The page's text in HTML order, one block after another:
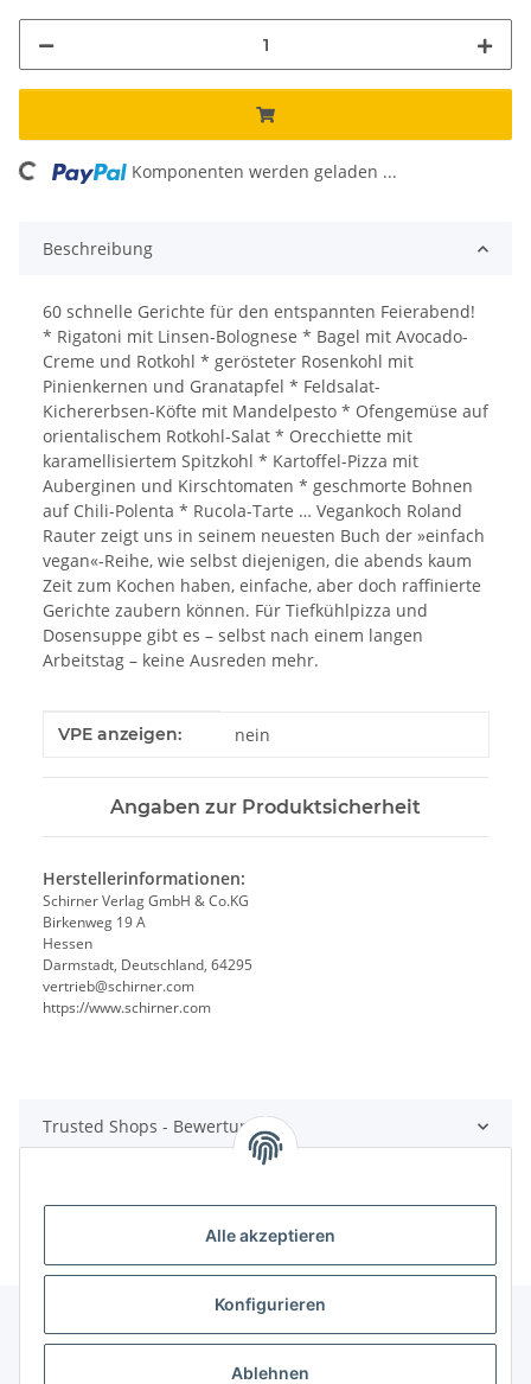
Alle akzeptieren
Konfigurieren
Ablehnen
Komponenten werden geladen ...
Beschreibung
60 schnelle Gerichte für den entspannten Feierabend!
* Rigatoni mit Linsen-Bolognese * Bagel mit Avocado-
Creme und Rotkohl * gerösteter Rosenkohl mit
Pinienkernen und Granatapfel * Feldsalat-
Kichererbsen-Köfte mit Mandelpesto * Ofengemüse auf
orientalischem Rotkohl-Salat * Orecchiette mit
karamellisiertem Spitzkohl * Kartoffel-Pizza mit
Auberginen und Kirschtomaten * geschmorte Bohnen
auf Chili-Polenta * Rucola-Tarte … Vegankoch Roland
Rauter zeigt uns in seinem neuesten Buch der »einfach
vegan«-Reihe, wie selbst diejenigen, die abends kaum
Zeit zum Kochen haben, einfache, aber doch raffinierte
Gerichte zaubern können. Für Tiefkühlpizza und
Dosensuppe gibt es – selbst nach einem langen
Arbeitstag – keine Ausreden mehr.
Produkteigenschaft
Wert
VPE anzeigen: nein
Angaben zur Produktsicherheit
Herstellerinformationen:
Schirner Verlag GmbH & Co.KG
Birkenweg 19 A
Hessen
Darmstadt, Deutschland, 64295
vertrieb@schirner.com
https://www.schirner.com
Trusted Shops - Bewertungen